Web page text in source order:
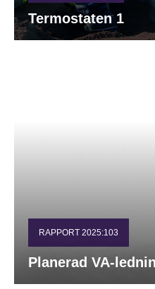
Termostaten 1
RAPPORT 2025:103
Planerad VA-